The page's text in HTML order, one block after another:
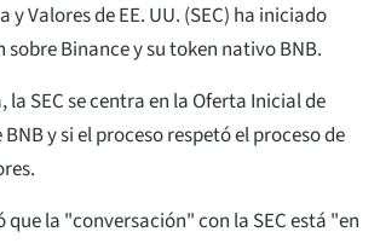
y Valores de EE. UU. (SEC) ha iniciado
Binance y su token nativo BNB.
la SEC se centra en la Oferta Inicial de
BNB y si el proceso respetó el proceso de
la "conversación" con la SEC está "en